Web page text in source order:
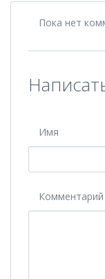
Пока нет
Имя
Комментарий